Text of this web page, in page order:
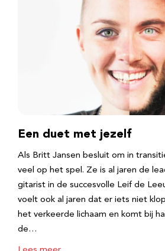
Een duet met jezelf
Als Britt Jansen besluit om in
veel op het spel. Ze is al jaren de
gitarist in de succesvolle Leif de
voelt ook al jaren dat er iets niet
het verkeerde lichaam en komt bij
de…